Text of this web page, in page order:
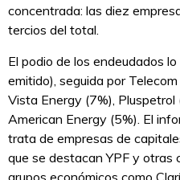
concentrada: las diez
tercios del total.
El podio de los endeudados
emitido), seguida por
Vista Energy (7%),
American Energy (5%). El
trata de empresas de
que se destacan YPF y otras
grupos económicos como